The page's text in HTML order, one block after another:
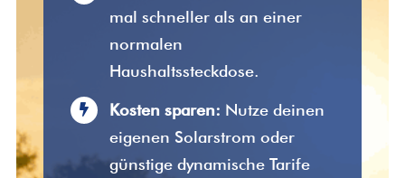
mal schneller als an einer
normalen
Haushaltssteckdose.
Kosten sparen: Nutze deinen
eigenen Solarstrom oder
günstige dynamische Tarife